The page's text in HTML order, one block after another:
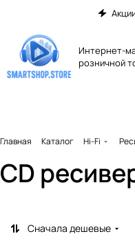
Интернет-
розничной
Главная Каталог Hi-Fi
CD
Сначала дешевые